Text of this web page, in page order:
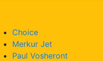
Choice
Merkur Jet
Paul Vosheront